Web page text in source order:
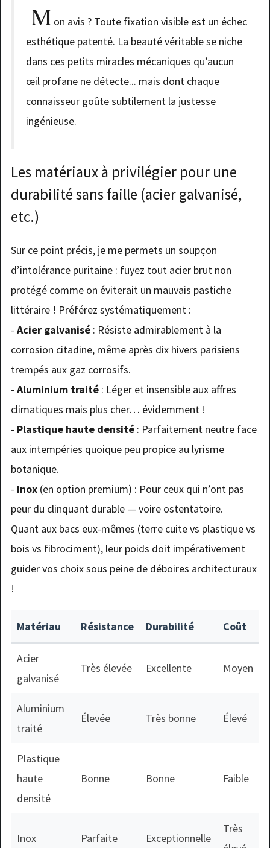
Mon avis ? Toute fixation visible est un échec
esthétique patenté. La beauté véritable se niche
dans ces petits miracles mécaniques qu’aucun
œil profane ne détecte... mais dont chaque
connaisseur goûte subtilement la justesse
ingénieuse.
Les matériaux à privilégier pour une
durabilité sans faille (acier galvanisé,
etc.)
Sur ce point précis, je me permets un soupçon
d’intolérance puritaine : fuyez tout acier brut non
protégé comme on éviterait un mauvais pastiche
littéraire ! Préférez systématiquement :
- Acier galvanisé: Résiste admirablement à la
corrosion citadine, même après dix hivers parisiens
trempés aux gaz corrosifs.
- Aluminium traité: Léger et insensible aux affres
climatiques mais plus cher… évidemment !
- Plastique haute densité: Parfaitement neutre face
aux intempéries quoique peu propice au lyrisme
botanique.
- Inox(en option premium) : Pour ceux qui n’ont pas
peur du clinquant durable — voire ostentatoire.
Quant aux bacs eux-mêmes (terre cuite vs plastique vs
bois vs fibrociment), leur poids doit impérativement
guider vos choix sous peine de déboires architecturaux
!
Matériau Résistance Durabilité Coût
Acier
galvanisé
Très élevée Excellente Moyen
Aluminium
traité
Élevée Très bonne Élevé
Plastique
haute
densité
Bonne Bonne Faible
Inox Parfaite Exceptionnelle
Très